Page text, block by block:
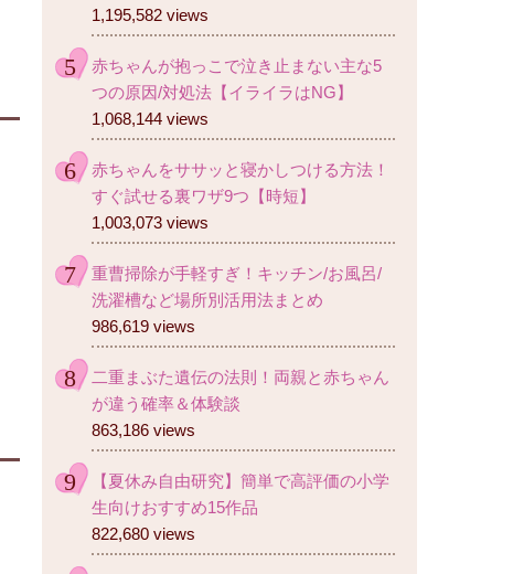
1,195,582 views
赤ちゃんが抱っこで泣き止まない主な5
つの原因/対処法【イライラはNG】
1,068,144 views
赤ちゃんをササッと寝かしつける方法！
すぐ試せる裏ワザ9つ【時短】
1,003,073 views
重曹掃除が手軽すぎ！キッチン/お風呂/
洗濯槽など場所別活用法まとめ
986,619 views
二重まぶた遺伝の法則！両親と赤ちゃん
が違う確率＆体験談
863,186 views
【夏休み自由研究】簡単で高評価の小学
生向けおすすめ15作品
822,680 views